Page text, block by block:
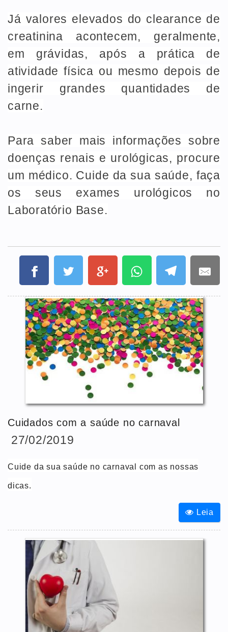
Já valores elevados do clearance de
creatinina acontecem, geralmente,
em grávidas, após a prática de
atividade física ou mesmo depois de
ingerir grandes quantidades de
carne.
Para saber mais informações sobre
doenças renais e urológicas, procure
um médico. Cuide da sua saúde, faça
os seus exames urológicos no
Laboratório Base.
Cuidados com a saúde no carnaval
27/02/2019
Cuide da sua saúde no carnaval com as nossas
dicas.
Leia